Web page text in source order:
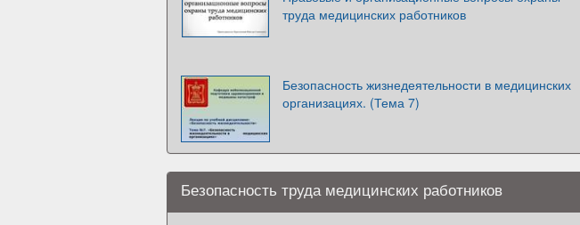
труда медицинских работников
Безопасность жизнедеятельности в медицинских
организациях. (Тема 7)
Безопасность труда медицинских работников